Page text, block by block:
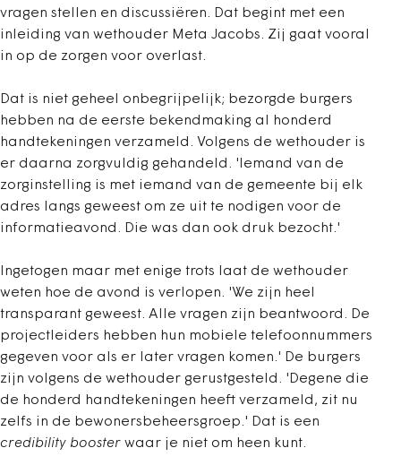
vragen stellen en discussiëren. Dat begint met een
inleiding van wethouder Meta Jacobs. Zij gaat vooral
in op de zorgen voor overlast.
Dat is niet geheel onbegrijpelijk; bezorgde burgers
hebben na de eerste bekendmaking al honderd
handtekeningen verzameld. Volgens de wethouder is
er daarna zorgvuldig gehandeld. 'Iemand van de
zorginstelling is met iemand van de gemeente bij elk
adres langs geweest om ze uit te nodigen voor de
informatieavond. Die was dan ook druk bezocht.'
Ingetogen maar met enige trots laat de wethouder
weten hoe de avond is verlopen. 'We zijn heel
transparant geweest. Alle vragen zijn beantwoord. De
projectleiders hebben hun mobiele telefoonnummers
gegeven voor als er later vragen komen.' De burgers
zijn volgens de wethouder gerustgesteld. 'Degene die
de honderd handtekeningen heeft verzameld, zit nu
zelfs in de bewonersbeheersgroep.' Dat is een
credibility booster waar je niet om heen kunt.